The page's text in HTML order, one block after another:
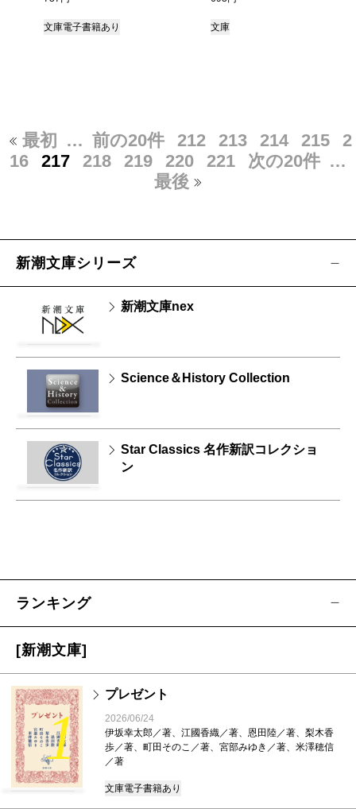
文庫電子書籍あり 文庫
最初 … 前の20件 212 213 214 215
2
16
217 218 219 220 221 次の20件 …
最後
新潮文庫シリーズ
新潮文庫nex
Science＆History Collection
Star Classics 名作新訳コレクショ
ン
ランキング
[新潮文庫]
1
プレゼント
2026/06/24
伊坂幸太郎／著、江國香織／著、恩田陸／著、梨木香
歩／著、町田そのこ／著、宮部みゆき／著、米澤穂信
／著
文庫電子書籍あり